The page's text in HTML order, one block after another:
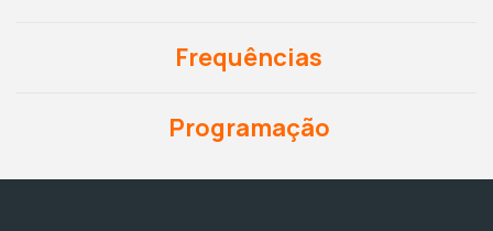
Frequências
Programação